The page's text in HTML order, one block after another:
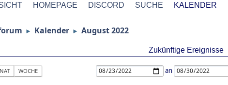
HOMEPAGE DISCORD SUCHE KALENDER
► Kalender ► August 2022
Zukünftige Ereignisse
WOCHE an